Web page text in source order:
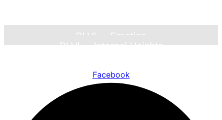
BLVL – Emotion
BLVL – Internal Heights
Facebook